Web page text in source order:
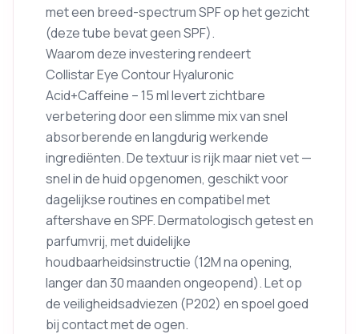
met een breed-spectrum SPF op het gezicht
(deze tube bevat geen SPF).
Waarom deze investering rendeert
Collistar Eye Contour Hyaluronic
Acid+Caffeine – 15 ml levert zichtbare
verbetering door een slimme mix van snel
absorberende en langdurig werkende
ingrediënten. De textuur is rijk maar niet vet —
snel in de huid opgenomen, geschikt voor
dagelijkse routines en compatibel met
aftershave en SPF. Dermatologisch getest en
parfumvrij, met duidelijke
houdbaarheidsinstructie (12M na opening,
langer dan 30 maanden ongeopend). Let op
de veiligheidsadviezen (P202) en spoel goed
bij contact met de ogen.